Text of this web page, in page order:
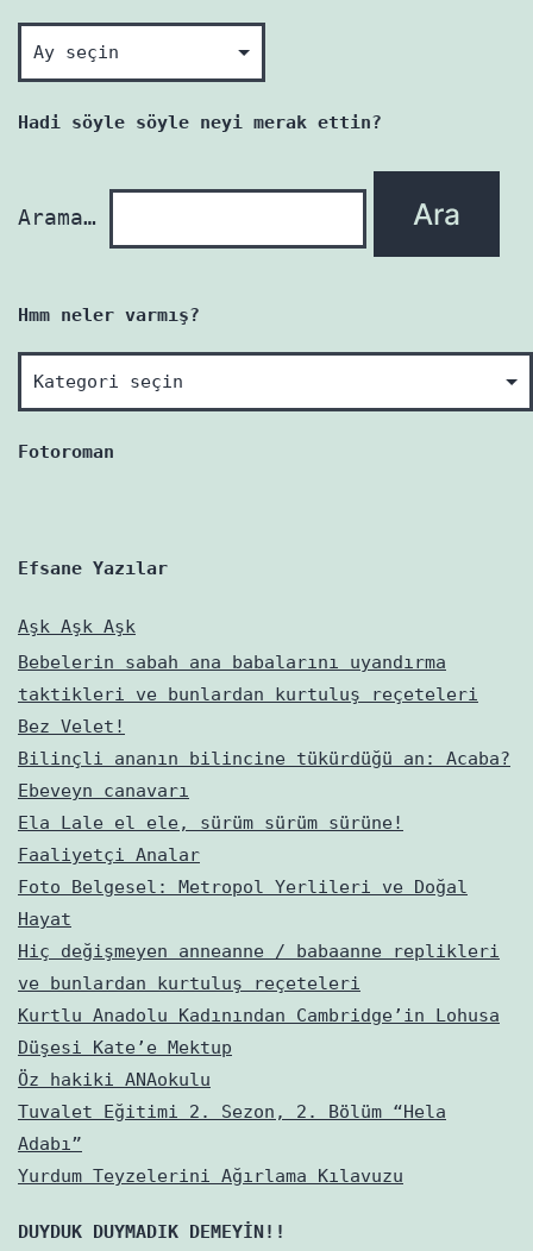
her
yazı
Hadi söyle söyle neyi merak ettin?
Arama…
Hmm neler varmış?
neler
varmış?
Fotoroman
Efsane Yazılar
Aşk Aşk Aşk
Bebelerin sabah ana babalarını uyandırma
taktikleri ve bunlardan kurtuluş reçeteleri
Bez Velet!
Bilinçli ananın bilincine tükürdüğü an: Acaba?
Ebeveyn canavarı
Ela Lale el ele, sürüm sürüm sürüne!
Faaliyetçi Analar
Foto Belgesel: Metropol Yerlileri ve Doğal
Hayat
Hiç değişmeyen anneanne / babaanne replikleri
ve bunlardan kurtuluş reçeteleri
Kurtlu Anadolu Kadınından Cambridge’in Lohusa
Düşesi Kate’e Mektup
Öz hakiki ANAokulu
Tuvalet Eğitimi 2. Sezon, 2. Bölüm “Hela
Adabı”
Yurdum Teyzelerini Ağırlama Kılavuzu
DUYDUK DUYMADIK DEMEYİN!!